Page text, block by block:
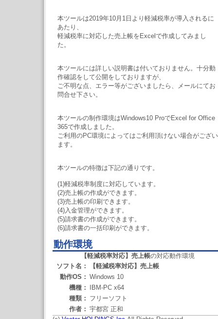
本ツールは2019年10月1日より軽減税率が導入されるに
あたり、
軽減税率に対応した売上帳をExcelで作成してみまし
た。
本ツールには詳しい説明書は付いておりません。十分動
作確認をして公開をしておりますが、
ご不明な点、エラー等がございましたら、メールにてお
問合せ下さい。
本ツールの制作環境はWindows10 ProでExcel for Office
365で作成しました。
ご利用のPC環境によってはご利用頂けない場合がござい
ます。
本ツールの特徴は下記の通りです。
(1)軽減税率制度に対応しています。
(2)売上帳の作成ができます。
(3)売上帳の印刷できます。
(4)入金管理ができます。
(5)請求書の作成ができます。
(6)請求書の一括印刷ができます。
動作環境
【軽減税率対応】売上帳の対応動作環境
ソフト名：
【軽減税率対応】売上帳
動作OS： Windows 10
機種：
IBM-PC x64
種類： フリーソフト
作者： 宇都宮 正和